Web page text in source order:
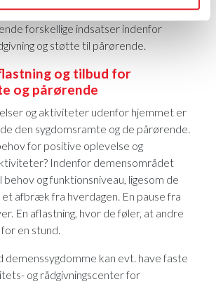
det vigtigt at matche individuelle
forskellige indsatser indenfor
og støtte til pårørende.
og tilbud for
og pårørende
og aktiviteter udenfor hjemmet er
den sygdomsramte og de pårørende.
for positive oplevelse og
Indenfor demensområdet
behov og funktionsniveau, ligesom de
afbræk fra hverdagen. En pause fra
En aflastning, hvor de føler, at andre
en stund.
demenssygdomme kan evt. have faste
og rådgivningscenter for